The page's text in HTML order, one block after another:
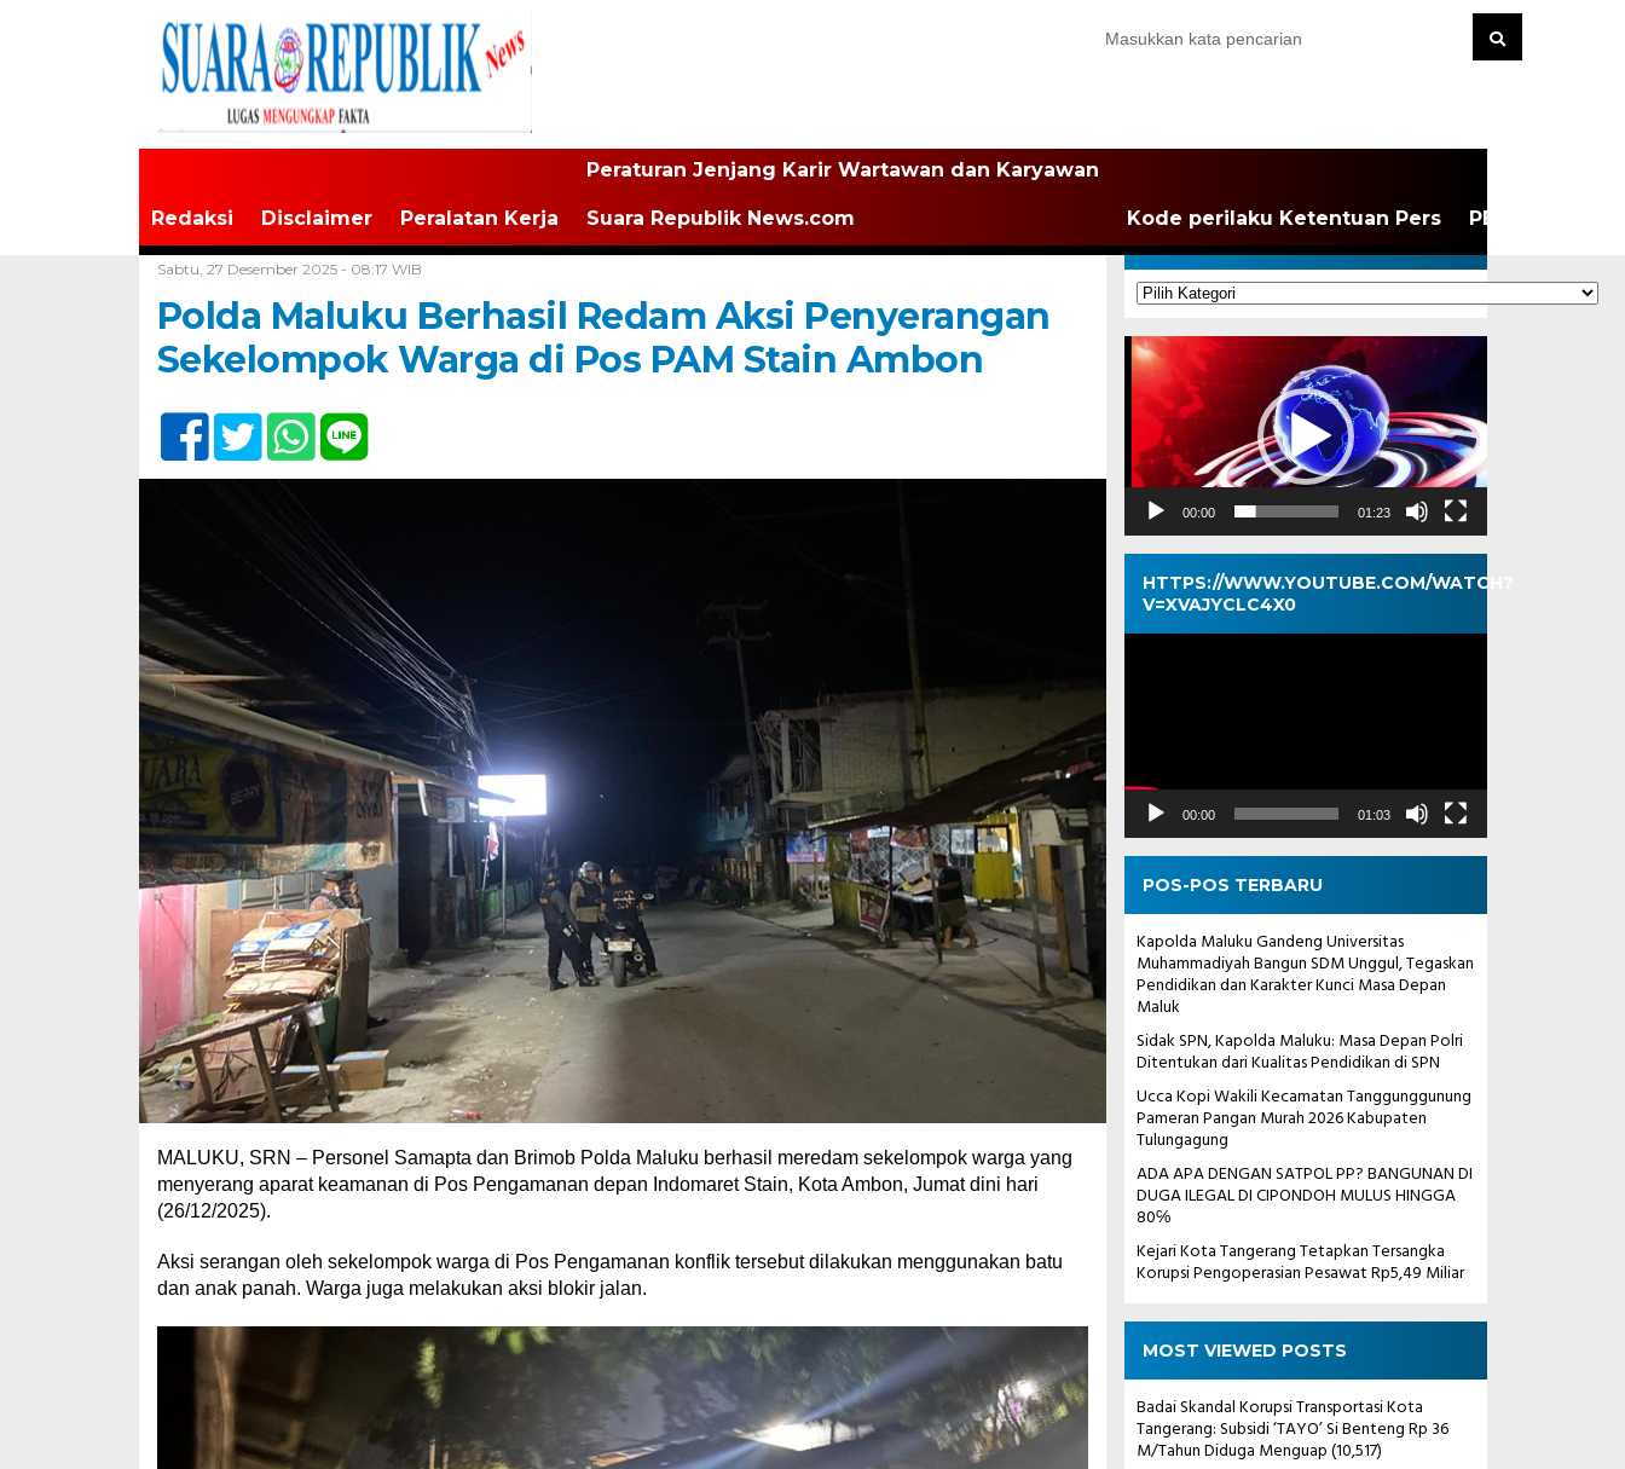
Redaksi Disclaimer Peralatan Kerja
Peraturan Jenjang Karir Wartawan dan Karyawan
Suara Republik News.com Kode perilaku Ketentuan Pers PEDOMAN
Sabtu, 27 Desember 2025 - 08:17 WIB
Polda Maluku Berhasil Redam Aksi Penyerangan
Sekelompok Warga di Pos PAM Stain Ambon
MALUKU, SRN – Personel Samapta dan Brimob Polda Maluku berhasil meredam sekelompok warga yang
menyerang aparat keamanan di Pos Pengamanan depan Indomaret Stain, Kota Ambon, Jumat dini hari
(26/12/2025).
Aksi serangan oleh sekelompok warga di Pos Pengamanan konflik tersebut dilakukan menggunakan batu
dan anak panah. Warga juga melakukan aksi blokir jalan.
KATEGORI
Kategori
Pemutar
Video
00:00 01:23
HTTPS://WWW.YOUTUBE.COM/WATCH?
V=XVAJYCLC4X0
Pemutar
00:00 01:03
POS-POS TERBARU
Kapolda Maluku Gandeng Universitas
Muhammadiyah Bangun SDM Unggul, Tegaskan
Pendidikan dan Karakter Kunci Masa Depan
Maluk
Sidak SPN, Kapolda Maluku: Masa Depan Polri
Ditentukan dari Kualitas Pendidikan di SPN
Ucca Kopi Wakili Kecamatan Tanggunggunung
Pameran Pangan Murah 2026 Kabupaten
Tulungagung
ADA APA DENGAN SATPOL PP? BANGUNAN DI
DUGA ILEGAL DI CIPONDOH MULUS HINGGA
80℅
Kejari Kota Tangerang Tetapkan Tersangka
Korupsi Pengoperasian Pesawat Rp5,49 Miliar
MOST VIEWED POSTS
Badai Skandal Korupsi Transportasi Kota
Tangerang: Subsidi ‘TAYO’ Si Benteng Rp 36
M/Tahun Diduga Menguap(10,517)